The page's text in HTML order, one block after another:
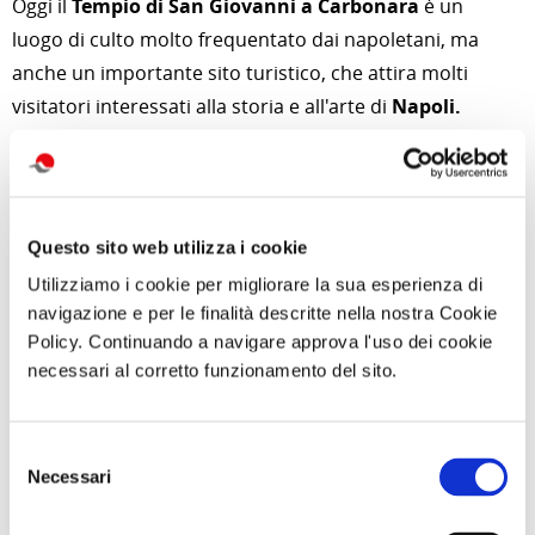
Questo sito web utilizza i cookie
Utilizziamo i cookie per migliorare la sua esperienza di
navigazione e per le finalità descritte nella nostra Cookie
Policy. Continuando a navigare approva l'uso dei cookie
necessari al corretto funzionamento del sito.
delNecessari
Oggi il Tempio di San Giovanni a Carbonara è un
luogo di culto molto frequentato dai napoletani, ma
anche un importante sito turistico, che attira molti
visitatori interessati alla storia e all'arte di Napoli.
Per approfondimenti e news su quest'attivitàclicca qui
di Redazione Cralt Magazine
02 Gennaio 2023
attività correlate: